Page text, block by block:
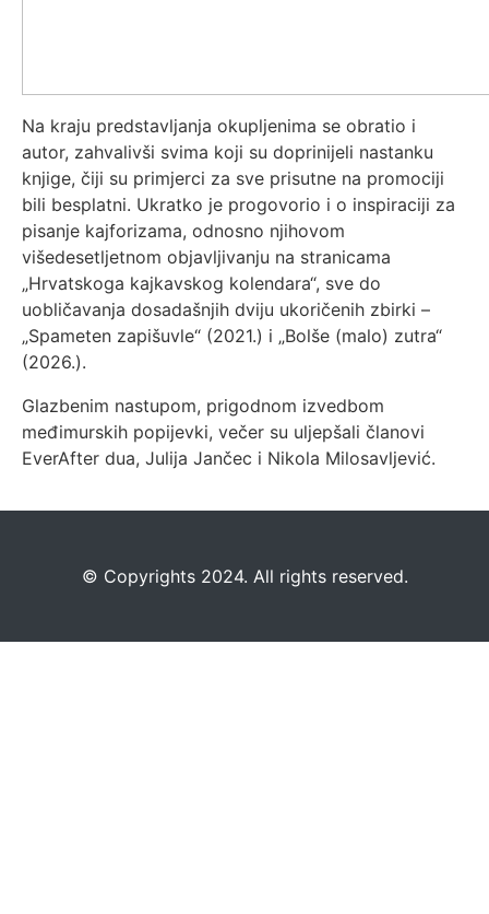
Na kraju predstavljanja okupljenima se obratio i
autor, zahvalivši svima koji su doprinijeli nastanku
knjige, čiji su primjerci za sve prisutne na promociji
bili besplatni. Ukratko je progovorio i o inspiraciji za
pisanje kajforizama, odnosno njihovom
višedesetljetnom objavljivanju na stranicama
„Hrvatskoga kajkavskog kolendara“, sve do
uobličavanja dosadašnjih dviju ukoričenih zbirki –
„Spameten zapišuvle“ (2021.) i „Bolše (malo) zutra“
(2026.).
Glazbenim nastupom, prigodnom izvedbom
međimurskih popijevki, večer su uljepšali članovi
EverAfter dua, Julija Jančec i Nikola Milosavljević.
©️ Copyrights 2024. All rights reserved.